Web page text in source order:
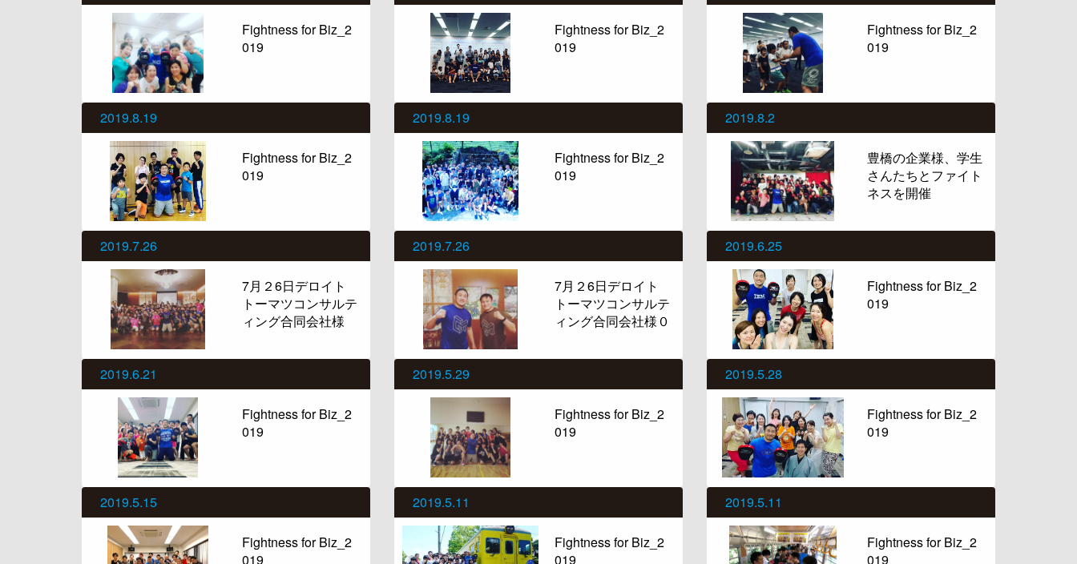
Fightness for Biz_2
019
Fightness for Biz_2
019
Fightness for Biz_2
019
2019.8.19
Fightness for Biz_2
019
2019.8.19
Fightness for Biz_2
019
2019.8.2
豊橋の企業様、学生
さんたちとファイト
ネスを開催
2019.7.26
7月２6日デロイト
トーマツコンサルテ
ィング合同会社様
2019.7.26
7月２6日デロイト
トーマツコンサルテ
ィング合同会社様０
2019.6.25
Fightness for Biz_2
019
2019.6.21
Fightness for Biz_2
019
2019.5.29
Fightness for Biz_2
019
2019.5.28
Fightness for Biz_2
019
2019.5.15
Fightness for Biz_2
019
2019.5.11
Fightness for Biz_2
019
2019.5.11
Fightness for Biz_2
019